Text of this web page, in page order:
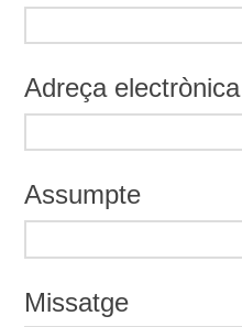
Adreça electrònica
Assumpte
Missatge